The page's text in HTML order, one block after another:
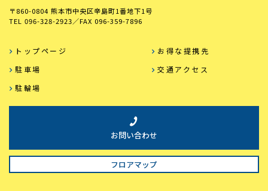
〒860-0804 熊本市中央区辛島町1番地下1号
TEL 096-328-2923／FAX 096-359-7896
トップページ
お得な提携先
駐車場
交通アクセス
駐輪場
お問い合わせ
フロアマップ